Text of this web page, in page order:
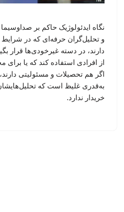
نگاه ایدئولوژیک حاکم بر
و تحلیل‌گران حرفه‌ای که در
دارند، در دسته غیرخودی‌ها قرار
از افرادی استفاده کند که یا برای
اگر هم تحصیلات و مسئولیتی دارند،
به‌قدری غلیظ است که
خریدار ندارد.